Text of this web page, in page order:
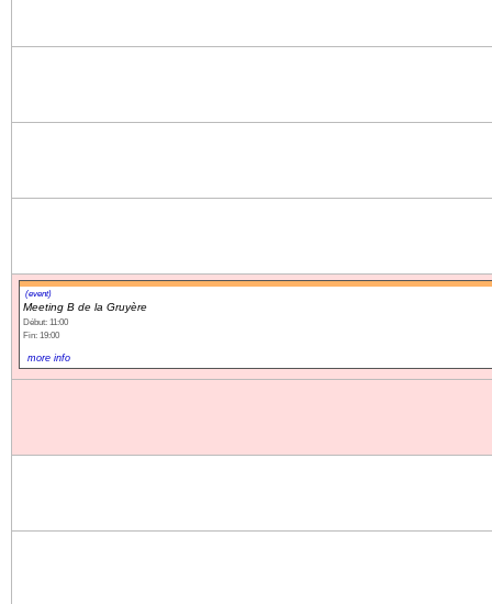
(event)
Meeting B de la Gruyère
Début: 11:00
Fin: 19:00
more info